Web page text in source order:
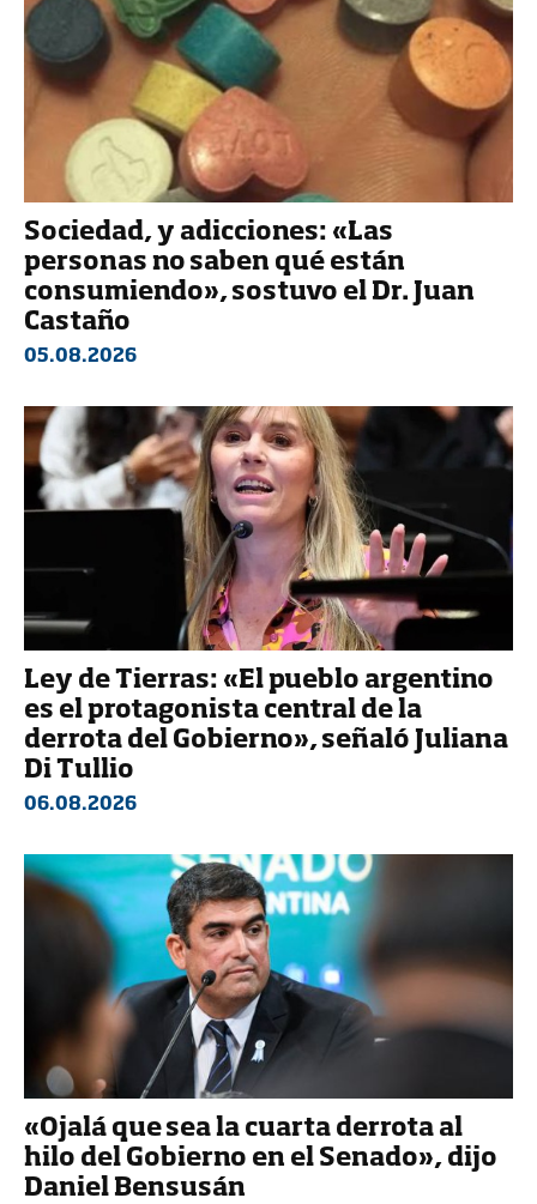
Sociedad, y adicciones: «Las
personas no saben qué están
consumiendo», sostuvo el Dr. Juan
Castaño
05.08.2026
Ley de Tierras: «El pueblo argentino
es el protagonista central de la
derrota del Gobierno», señaló Juliana
Di Tullio
06.08.2026
«Ojalá que sea la cuarta derrota al
hilo del Gobierno en el Senado», dijo
Daniel Bensusán